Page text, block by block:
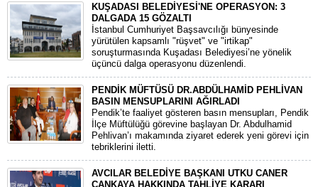
KUŞADASI BELEDİYESİ'NE OPERASYON: 3
DALGADA 15 GÖZALTI
​İstanbul Cumhuriyet Başsavcılığı bünyesinde
yürütülen kapsamlı "rüşvet" ve "irtikap"
soruşturmasında Kuşadası Belediyesi’ne yönelik
üçüncü dalga operasyonu düzenlendi.
PENDİK MÜFTÜSÜ DR.ABDÜLHAMİD PEHLİVAN
BASIN MENSUPLARINI AĞIRLADI
​Pendik’te faaliyet gösteren basın mensupları, Pendik
İlçe Müftülüğü görevine başlayan Dr. Abdulhamid
Pehlivan’ı makamında ziyaret ederek yeni görevi için
tebriklerini iletti.
AVCILAR BELEDİYE BAŞKANI UTKU CANER
ÇANKAYA HAKKINDA TAHLİYE KARARI